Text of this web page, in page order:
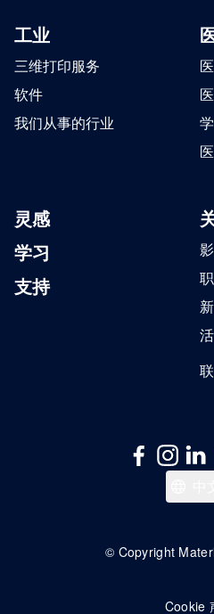
工业
三维打印服务
软件
我们从事的行业
灵感
学习
支持
© Copyright
Cookie